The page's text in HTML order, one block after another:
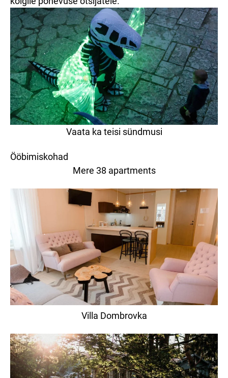
Vaata ka teisi sündmusi
Ööbimiskohad
Mere 38 apartments
Villa Dombrovka